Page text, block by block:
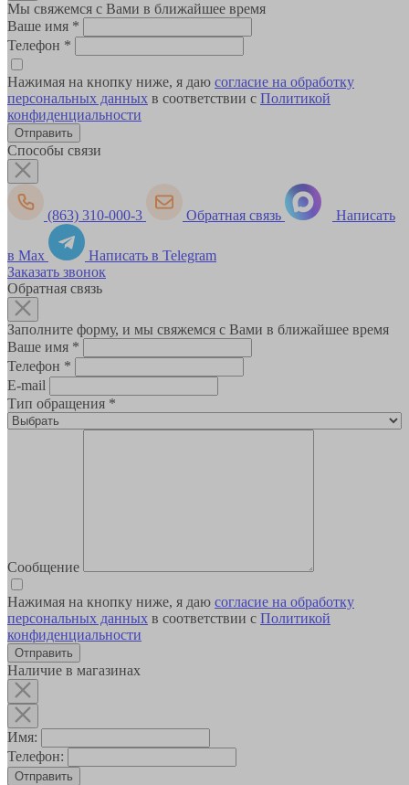
Мы свяжемся с Вами в ближайшее время
Ваше имя *
Телефон *
Нажимая на кнопку ниже, я даю согласие на обработку
персональных данных в соответствии с Политикой
конфиденциальности
Способы связи
(863) 310-000-3 Обратная связь Написать
в Max
Написать в Telegram
Заказать звонок
Обратная связь
Заполните форму, и мы свяжемся с Вами в ближайшее время
Ваше имя *
Телефон *
E-mail
Тип обращения *
Сообщение
Нажимая на кнопку ниже, я даю согласие на обработку
персональных данных в соответствии с Политикой
конфиденциальности
Наличие в магазинах
Имя:
Телефон:
Отправить